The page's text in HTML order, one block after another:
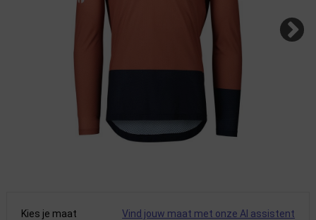
Kies je maat Vind jouw maat met onze AI assistent